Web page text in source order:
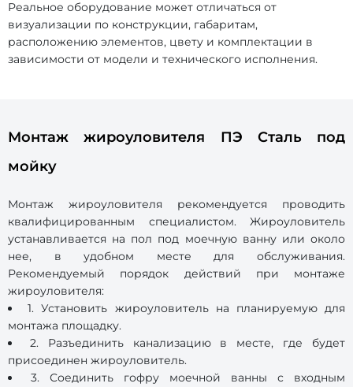
Реальное оборудование может отличаться от
визуализации по конструкции, габаритам,
расположению элементов, цвету и комплектации в
зависимости от модели и технического исполнения.
Монтаж жироуловителя ПЭ Сталь под
мойку
Монтаж жироуловителя рекомендуется проводить
квалифицированным специалистом. Жироуловитель
устанавливается на пол под моечную ванну или около
нее, в удобном месте для обслуживания.
Рекомендуемый порядок действий при монтаже
жироуловителя:
1. Установить жироуловитель на планируемую для
монтажа площадку.
2. Разъединить канализацию в месте, где будет
присоединен жироуловитель.
3. Соединить гофру моечной ванны с входным